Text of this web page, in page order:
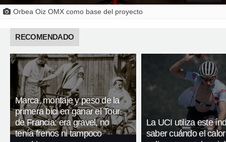
Orbea Oiz OMX como base del proyecto
RECOMENDADO
Marca, montaje y peso de la
primera bici en ganar el Tour
de Francia: era gravel, no
tenía frenos ni tampoco
La UCI utiliza este
saber cuándo el